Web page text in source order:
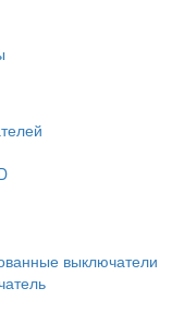
выключатели